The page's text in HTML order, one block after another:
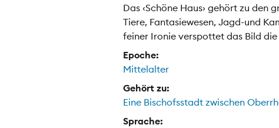
Das ‹Schöne Haus› gehört zu
Tiere, Fantasiewesen, Jagd-und
feiner Ironie verspottet das Bild
Epoche:
Mittelalter
Gehört zu:
Eine Bischofsstadt zwischen
Sprache: